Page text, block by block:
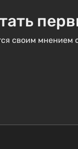
своим мнением